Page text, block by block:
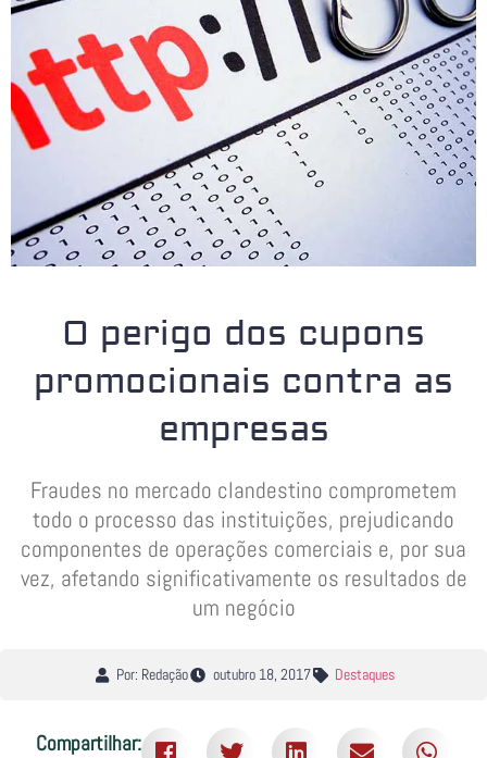
O perigo dos cupons
promocionais contra as
empresas
Fraudes no mercado clandestino comprometem
todo o processo das instituições, prejudicando
componentes de operações comerciais e, por sua
vez, afetando significativamente os resultados de
um negócio
Por: Redação outubro 18, 2017 Destaques
Compartilhar: